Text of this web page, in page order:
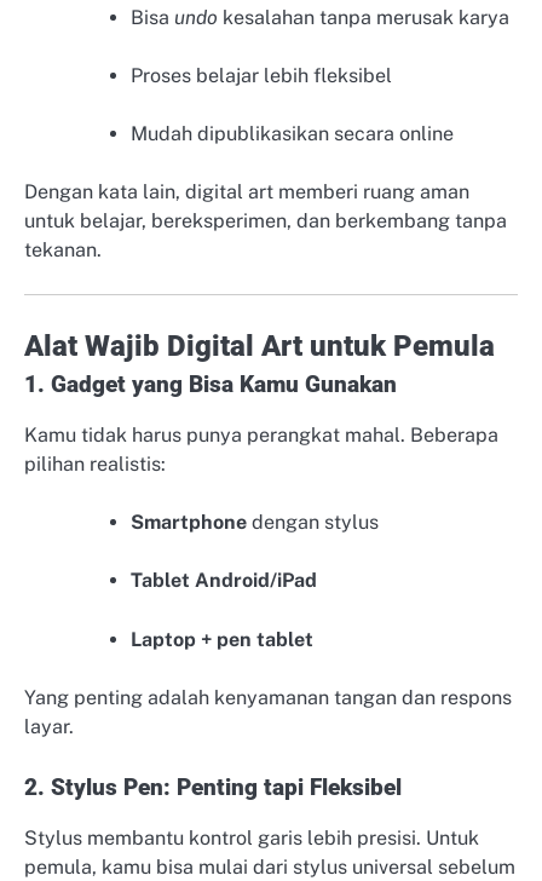
Bisa undo kesalahan tanpa merusak karya
Proses belajar lebih fleksibel
Mudah dipublikasikan secara online
Dengan kata lain, digital art memberi ruang aman
untuk belajar, bereksperimen, dan berkembang tanpa
tekanan.
Alat Wajib Digital Art untuk Pemula
1. Gadget yang Bisa Kamu Gunakan
Kamu tidak harus punya perangkat mahal. Beberapa
pilihan realistis:
Smartphone dengan stylus
Tablet Android/iPad
Laptop + pen tablet
Yang penting adalah kenyamanan tangan dan respons
layar.
2. Stylus Pen: Penting tapi Fleksibel
Stylus membantu kontrol garis lebih presisi. Untuk
pemula, kamu bisa mulai dari stylus universal sebelum